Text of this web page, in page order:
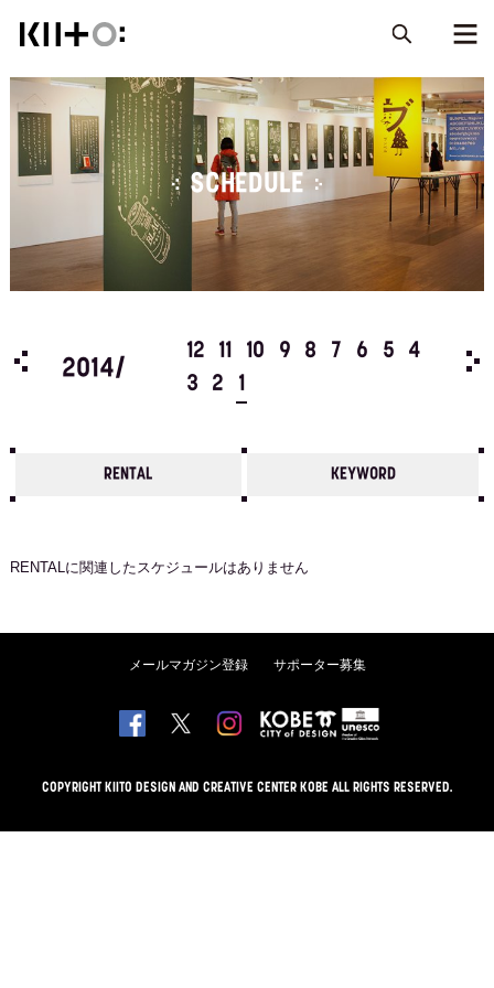
SCHEDULE
4
2014/
12 11 10 9 8 7 6 5
4
3
2 1
RENTAL KEYWORD
RENTAL に関連したスケジュールはありません
メールマガジン登録 サポーター募集
COPYRIGHT KIITO DESIGN AND CREATIVE CENTER KOBE ALL RIGHTS RESERVED.